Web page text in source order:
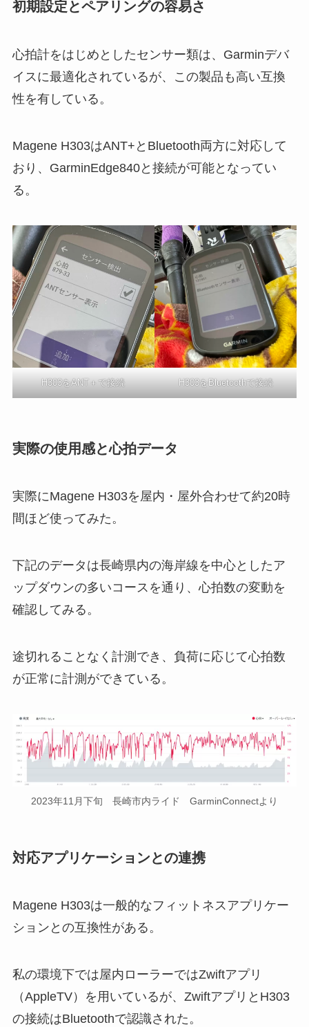
初期設定とペアリングの容易さ
心拍計をはじめとしたセンサー類は、Garminデバ
イスに最適化されているが、この製品も高い互換
性を有している。
Magene H303はANT+とBluetooth両方に対応して
おり、GarminEdge840と接続が可能となってい
る。
H303をANT＋で接続 H303をBluetoothで接続
実際の使用感と心拍データ
実際にMagene H303を屋内・屋外合わせて約20時
間ほど使ってみた。
下記のデータは長崎県内の海岸線を中心としたア
ップダウンの多いコースを通り、心拍数の変動を
確認してみる。
途切れることなく計測でき、負荷に応じて心拍数
が正常に計測ができている。
2023年11月下旬 長崎市内ライド GarminConnectより
対応アプリケーションとの連携
Magene H303は一般的なフィットネスアプリケー
ションとの互換性がある。
私の環境下では屋内ローラーではZwiftアプリ
（AppleTV）を用いているが、ZwiftアプリとH303
の接続はBluetoothで認識された。